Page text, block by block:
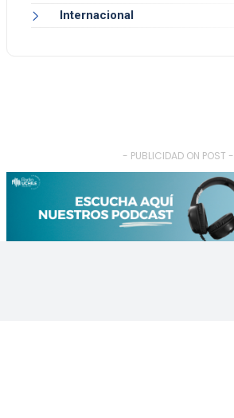
Internacional
- PUBLICIDAD ON POST -